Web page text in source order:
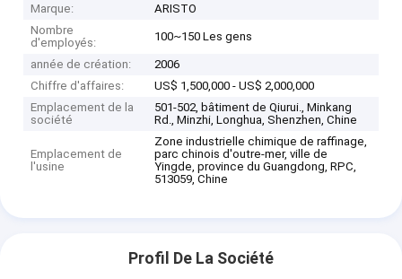
Marque:
ARISTO
Nombre
d'employés:
100~150 Les gens
année de création:
2006
Chiffre d'affaires:
US$ 1,500,000 - US$ 2,000,000
Emplacement de la
société
501-502, bâtiment de Qiurui., Minkang
Rd., Minzhi, Longhua, Shenzhen, Chine
Emplacement de
l'usine
Zone industrielle chimique de raffinage,
parc chinois d'outre-mer, ville de
Yingde, province du Guangdong, RPC,
513059, Chine
Profil De La Société